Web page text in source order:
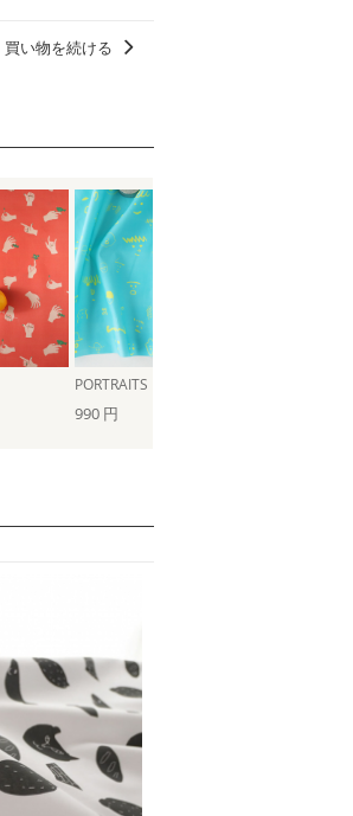
買い物を続ける
PORTRAITS（ターコイズ）
990 円